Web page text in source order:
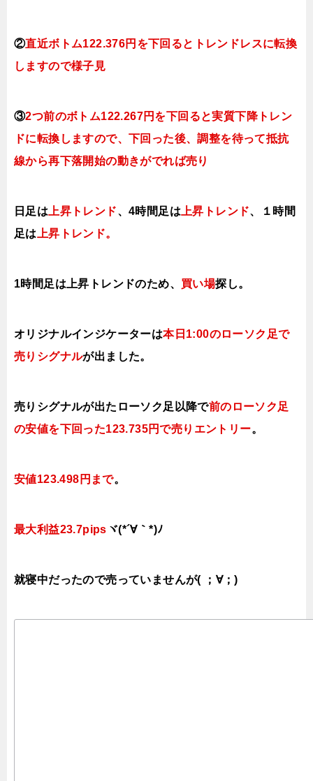
②直近ボトム122.376円を下回るとトレンドレスに転換
しますので様子見
③2つ前のボトム122.267円を下回ると実質下降トレン
ドに転換 しますので、下回った後、調整を待って抵抗
線から再下落開始の動きがでれば売り
日足は 上昇トレンド、4時間足は 上昇トレンド、１時間
足は
上昇 トレンド。
1時間足は上昇 トレンドのため、 買い場探し。
オリジナルインジケーターは本日1:00のローソク足で
売り シグナルが出ました。
売りシグナルが出たローソク足以降で前のローソク足
の安値を下回った123.735円で売りエントリー。
安値123.498円まで。
最大利益23.7pips ヾ(*´∀｀*)ﾉ
就寝中だったので売っていませんが( ；∀；)